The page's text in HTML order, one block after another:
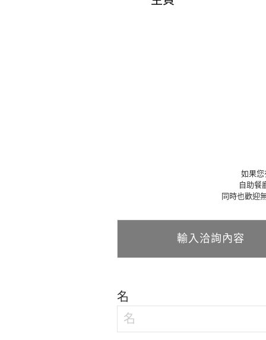
如果您
自助餐
同時也歡迎
輸入洽詢內容
名